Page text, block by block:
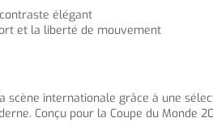
élégant
et la liberté de mouvement
scène internationale grâce à une
Conçu pour la Coupe du Monde